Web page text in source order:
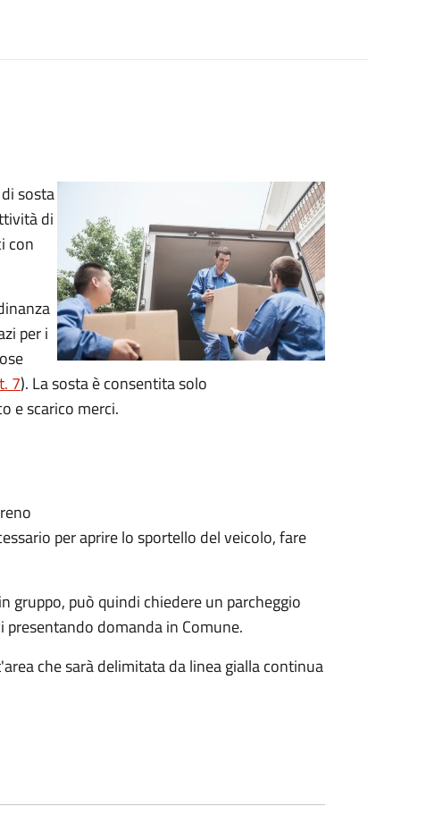
sosta
di
con
per i
7). La sosta è consentita solo
e scarico merci.
per aprire lo sportello del veicolo, fare
gruppo, può quindi chiedere un parcheggio
domanda in Comune.
che sarà delimitata da linea gialla continua